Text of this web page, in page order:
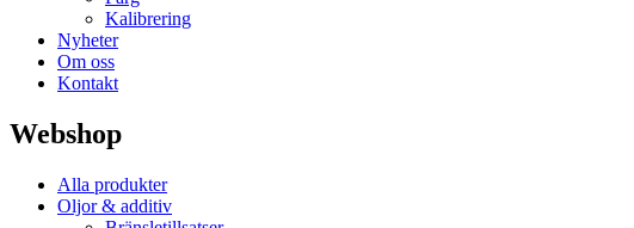
Kalibrering
Nyheter
Om oss
Kontakt
Webshop
Alla produkter
Oljor & additiv